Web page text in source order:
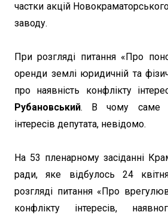
частки акцій
заводу.
При розгляді питання «Про
оренди землі юридичній та
про наявність конфлікту
Рубановський. В чому саме
інтересів депутата, невідомо.
На 53 пленарному засіданні
ради, яке відбулось 24
розгляді питання «Про
конфлікту інтересів,